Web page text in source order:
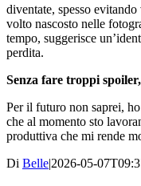
diventate, spesso
volto nascosto nelle
tempo, suggerisce
perdita.
Senza fare troppi
Per il futuro non saprei,
che al momento sto
produttiva che mi rende
Di Belle|2026-05-